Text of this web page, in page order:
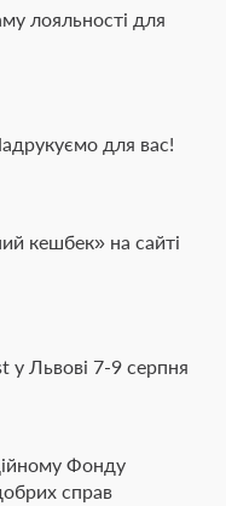
лояльності для
для вас!
кешбек» на сайті
у Львові 7-9 серпня
Фонду
справ